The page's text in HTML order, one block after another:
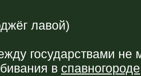
лавой)
государствами не
в спавногороде